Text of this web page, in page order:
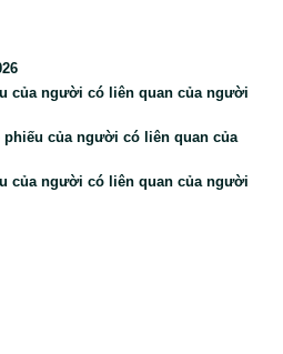
của người có liên quan của người
của người có liên quan của
của người có liên quan của người